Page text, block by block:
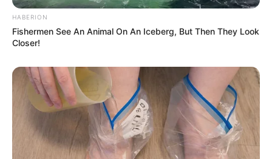
HABERION
Fishermen See An Animal On An Iceberg, But Then They Look
Closer!